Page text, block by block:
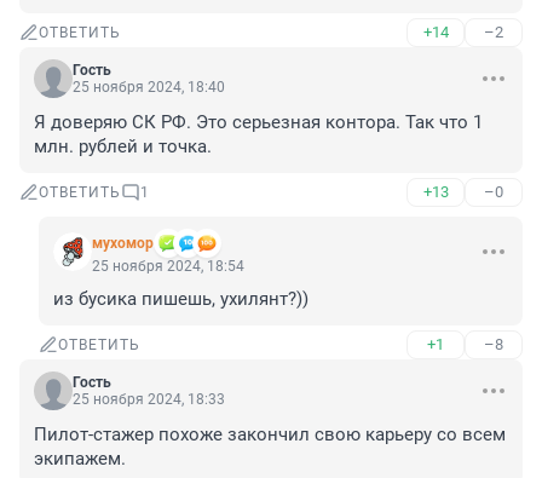
ОТВЕТИТЬ +14 –2
Гость
25 ноября 2024, 18:40
Я доверяю СК РФ. Это серьезная контора. Так что 1
млн. рублей и точка.
ОТВЕТИТЬ 1 +13 –0
мухомор
25 ноября 2024, 18:54
из бусика пишешь, ухилянт?))
ОТВЕТИТЬ +1 –8
Гость
25 ноября 2024, 18:33
Пилот-стажер похоже закончил свою карьеру со всем
экипажем.